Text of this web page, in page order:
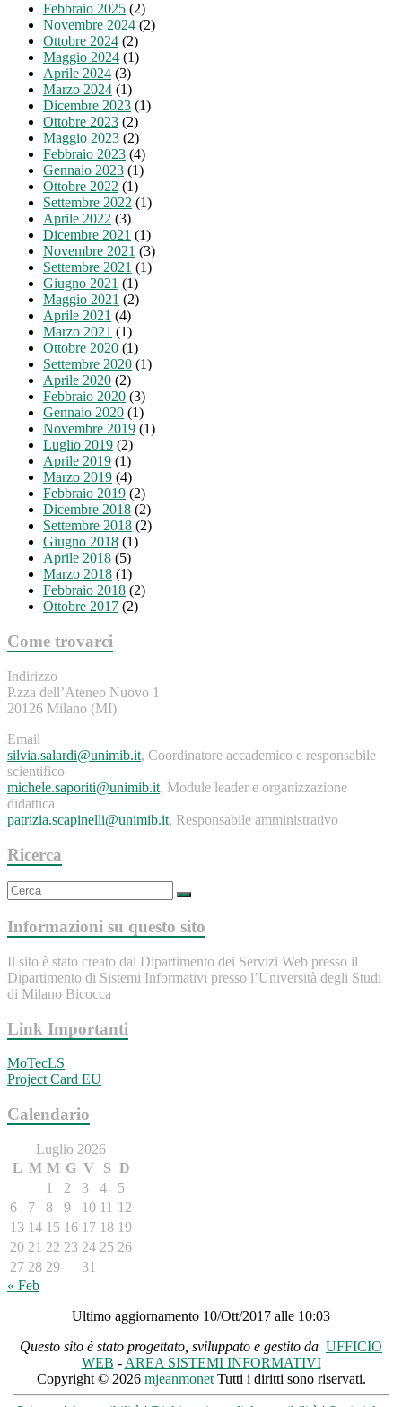
Febbraio 2025 (2)
Novembre 2024 (2)
Ottobre 2024 (2)
Maggio 2024 (1)
Aprile 2024 (3)
Marzo 2024 (1)
Dicembre 2023 (1)
Ottobre 2023 (2)
Maggio 2023 (2)
Febbraio 2023 (4)
Gennaio 2023 (1)
Ottobre 2022 (1)
Settembre 2022 (1)
Aprile 2022 (3)
Dicembre 2021 (1)
Novembre 2021 (3)
Settembre 2021 (1)
Giugno 2021 (1)
Maggio 2021 (2)
Aprile 2021 (4)
Marzo 2021 (1)
Ottobre 2020 (1)
Settembre 2020 (1)
Aprile 2020 (2)
Febbraio 2020 (3)
Gennaio 2020 (1)
Novembre 2019 (1)
Luglio 2019 (2)
Aprile 2019 (1)
Marzo 2019 (4)
Febbraio 2019 (2)
Dicembre 2018 (2)
Settembre 2018 (2)
Giugno 2018 (1)
Aprile 2018 (5)
Marzo 2018 (1)
Febbraio 2018 (2)
Ottobre 2017 (2)
Come trovarci
Indirizzo
P.zza dell’Ateneo Nuovo 1
20126 Milano (MI)
Email
silvia.salardi@unimib.it, Coordinatore accademico e responsabile
scientifico
michele.saporiti@unimib.it, Module leader e organizzazione
didattica
patrizia.scapinelli@unimib.it, Responsabile amministrativo
Ricerca
Informazioni su questo sito
Il sito è stato creato dal Dipartimento dei Servizi Web presso il
Dipartimento di Sistemi Informativi presso l’Università degli Studi
di Milano Bicocca
Link Importanti
MoTecLS
Project Card EU
Calendario
Luglio 2026
L M M G V S D
1
2 3 4
5
6
7 8 9 10 11 12
13 14 15 16 17 18 19
20 21 22 23 24 25 26
27 28 29
31
« Feb
Ultimo aggiornamento 10/Ott/2017 alle 10:03
Questo sito è stato progettato, sviluppato e gestito da UFFICIO
WEB - AREA SISTEMI INFORMATIVI
Copyright © 2026 mjeanmonet Tutti i diritti sono riservati.